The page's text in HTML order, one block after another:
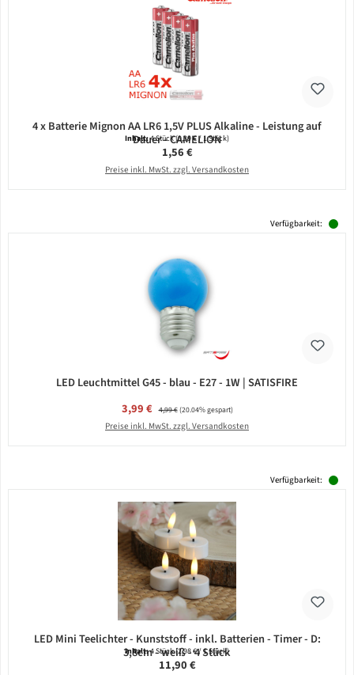
4 x Batterie Mignon AA LR6 1,5V PLUS Alkaline - Leistung auf
Dauer - CAMELION
Inhalt:4 Stück(0,39 € / 1 Stück)
Regulärer Preis:
1,56 €
Preise inkl. MwSt. zzgl. Versandkosten
Verfügbarkeit:
LED Leuchtmittel G45 - blau - E27 - 1W | SATISFIRE
Verkaufspreis:
3,99 € Regulärer Preis:
4,99 €(20.04% gespart)
Preise inkl. MwSt. zzgl. Versandkosten
Verfügbarkeit:
LED Mini Teelichter - Kunststoff - inkl. Batterien - Timer - D:
3,8cm - weiß - 4 Stück
Inhalt:4 Stück(2,98 € / 1 Stück)
Regulärer Preis:
11,90 €